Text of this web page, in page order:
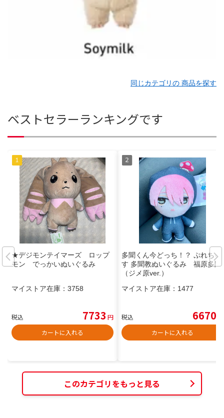
同じカテゴリの 商品を探す
ベストセラーランキングです
★デジモンテイマーズ ロップ
モン でっかいぬいぐるみ
マイストア在庫： 3758
税込 7733 円
カートに入れる
多聞くん今どっち！？ ぷれちゃ
す 多聞教ぬいぐるみ 福原多聞
（ジメ原ver.）
マイストア在庫： 1477
税込 6670
カートに入れる
このカテゴリをもっと見る